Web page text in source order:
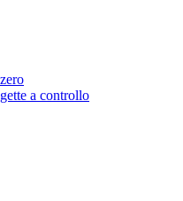
a controllo